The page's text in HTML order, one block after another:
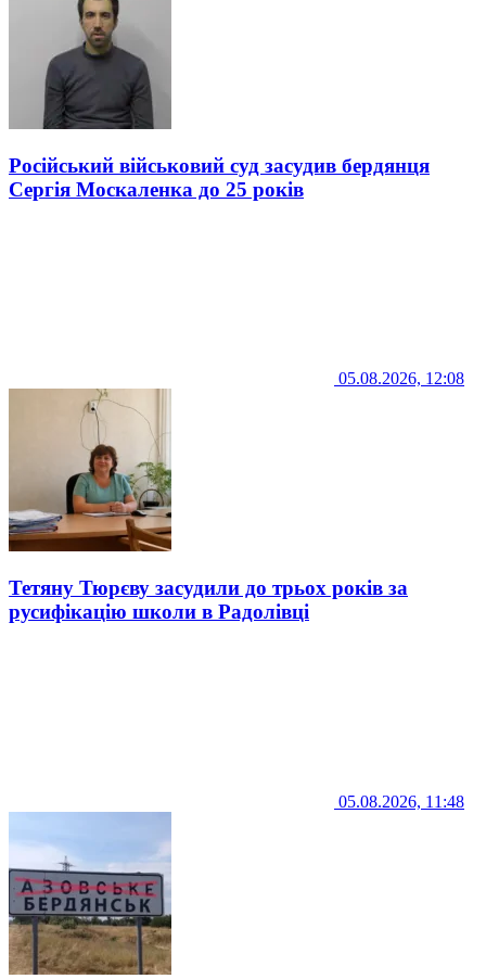
Російський військовий суд засудив бердянця
Сергія Москаленка до 25 років
05.08.2026, 12:08
Тетяну Тюрєву засудили до трьох років за
русифікацію школи в Радолівці
05.08.2026, 11:48